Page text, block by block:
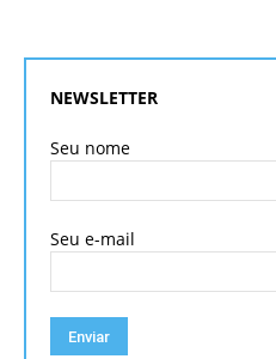
NEWSLETTER
Seu nome
Seu e-mail